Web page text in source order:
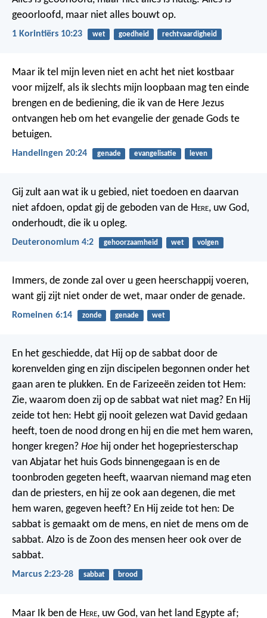
geoorloofd, maar niet alles bouwt op.
1 Korintiërs 10:23 wet goedheid rechtvaardigheid
Maar ik tel mijn leven niet en acht het niet kostbaar
voor mijzelf, als ik slechts mijn loopbaan mag ten einde
brengen en de bediening, die ik van de Here Jezus
ontvangen heb om het evangelie der genade Gods te
betuigen.
Handelingen 20:24 genade evangelisatie leven
Gij zult aan wat ik u gebied, niet toedoen en daarvan
niet afdoen, opdat gij de geboden van de Here, uw God,
onderhoudt, die ik u opleg.
Deuteronomium 4:2 gehoorzaamheid wet volgen
Immers, de zonde zal over u geen heerschappij voeren,
want gij zijt niet onder de wet, maar onder de genade.
Romeinen 6:14 zonde genade wet
En het geschiedde, dat Hij op de sabbat door de
korenvelden ging en zijn discipelen begonnen onder het
gaan aren te plukken. En de Farizeeën zeiden tot Hem:
Zie, waarom doen zij op de sabbat wat niet mag? En Hij
zeide tot hen: Hebt gij nooit gelezen wat David gedaan
heeft, toen de nood drong en hij en die met hem waren,
honger kregen? Hoe hij onder het hogepriesterschap
van Abjatar het huis Gods binnengegaan is en de
toonbroden gegeten heeft, waarvan niemand mag eten
dan de priesters, en hij ze ook aan degenen, die met
hem waren, gegeven heeft? En Hij zeide tot hen: De
sabbat is gemaakt om de mens, en niet de mens om de
sabbat. Alzo is de Zoon des mensen heer ook over de
sabbat.
Marcus 2:23-28 sabbat brood
Maar Ik ben de Here, uw God, van het land Egypte af;